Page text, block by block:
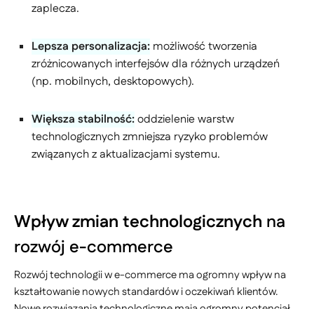
zaplecza.
Lepsza personalizacja: możliwość tworzenia
zróżnicowanych interfejsów dla różnych urządzeń
(np. mobilnych, desktopowych).
Większa stabilność:oddzielenie warstw
technologicznych zmniejsza ryzyko problemów
związanych z aktualizacjami systemu.
Wpływ zmian technologicznych na
rozwój e-commerce
Rozwój technologii w e-commerce ma ogromny wpływ na
kształtowanie nowych standardów i oczekiwań klientów.